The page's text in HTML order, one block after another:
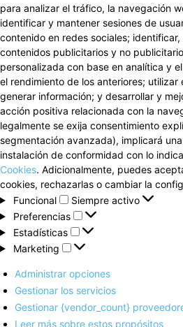
para analizar el tráfico, la navegación
identificar y mantener sesiones de
contenido en redes sociales;
contenidos publicitarios y no
personalizada con base en analítica y
el rendimiento de los anteriores;
generar información; y desarrollar y
acción positiva relacionada con la
legalmente se exija consentimiento
segmentación avanzada), implicará
instalación de conformidad con lo
Cookies. Adicionalmente, puedes
cookies, rechazarlas o cambiar la
Funcional
Funcional
Siempre activo
Preferencias
Preferencias
Estadísticas
Estadísticas
Marketing
Marketing
Administrar opciones
Gestionar los servicios
Gestionar {vendor_count}
Leer más sobre estos propósitos